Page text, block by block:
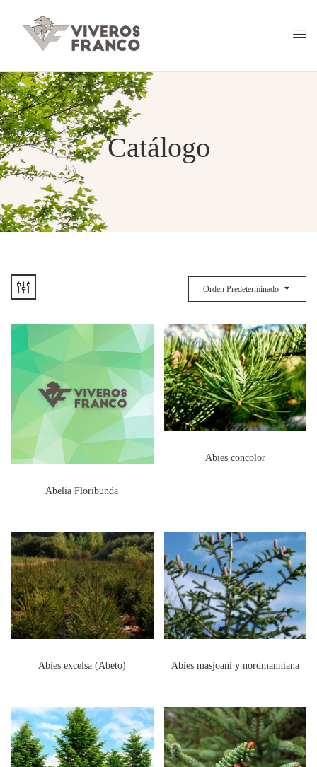
Catálogo
Orden Predeterminado
Abelia Floribunda
Abies concolor
Abies excelsa (Abeto) Abies masjoani y nordmanniana